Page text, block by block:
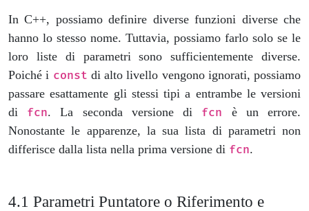
In C++, possiamo definire diverse funzioni diverse che
hanno lo stesso nome. Tuttavia, possiamo farlo solo se le
loro liste di parametri sono sufficientemente diverse.
Poiché i const di alto livello vengono ignorati, possiamo
passare esattamente gli stessi tipi a entrambe le versioni
di fcn. La seconda versione di fcn è un errore.
Nonostante le apparenze, la sua lista di parametri non
differisce dalla lista nella prima versione di fcn.
Parametri Puntatore o Riferimento e